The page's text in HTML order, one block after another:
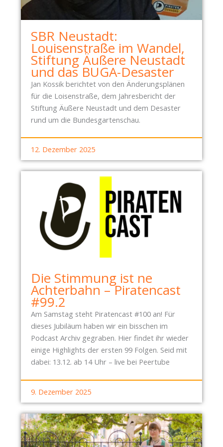
R
S
T
R
E
I
F
E
N
L
A
G
E
A
M
C
O
U
M
B
S
P
A
T
N
D
T
R
E
I
T
D
I
E
R
G
E
N
D
U
R
C
H
B
H
I
B
E
T
B
N
G
N
M
E
H
R
E
F
R
A
SBR Neustadt:
Louisenstraße im Wandel,
Stiftung Äußere Neustadt
und das BUGA-Desaster
Jan Kossik berichtet von den Änderungsplänen
für die Loisenstraße, dem Jahresbericht der
Stiftung Äußere Neustadt und dem Desaster
rund um die Bundesgartenschau.
12. Dezember 2025
Die Stimmung ist ne
Achterbahn – Piratencast
#99.2
Am Samstag steht Piratencast #100 an! Für
dieses Jubiläum haben wir ein bisschen im
Podcast Archiv gegraben. Hier findet ihr wieder
einige Highlights der ersten 99 Folgen. Seid mit
dabei: 13.12. ab 14 Uhr – live bei Peertube
9. Dezember 2025